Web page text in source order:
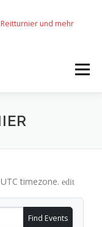
Menü
WWB
timezone. edit
Find Events